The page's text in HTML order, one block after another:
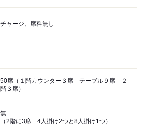
チャージ、席料無し
50席（１階カウンター３席 テーブル９席 ２
階３席）
無
（2階に3席 4人掛け2つと8人掛け1つ）